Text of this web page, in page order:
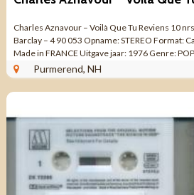
Charles Aznavour – Voilà Que Tu Reviens 10
Barclay – 4 90 053 Opname: STEREO Format:
Made in FRANCE Uitgave jaar: 1976 Genre:
Purmerend, NH